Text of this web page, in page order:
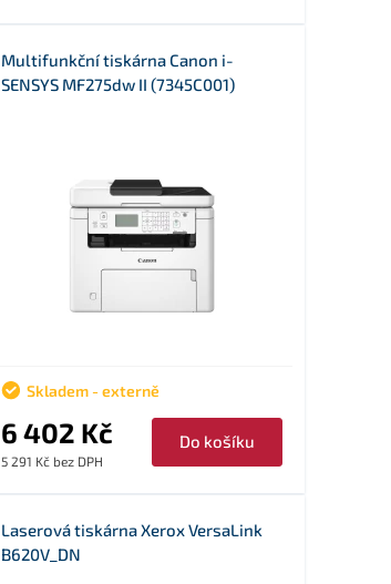
Multifunkční tiskárna Canon i-
SENSYS MF275dw II (7345C001)
Skladem - externě
6 402 Kč
5 291 Kč bez DPH
Do košíku
Laserová tiskárna Xerox VersaLink
B620V_DN